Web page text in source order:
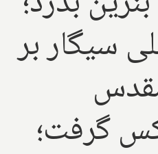
سیگار بر
گرفت؛